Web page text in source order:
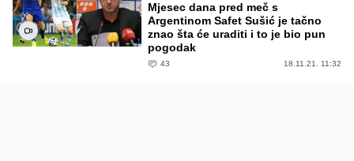
Mjesec dana pred meč s
Argentinom Safet Sušić je tačno
znao šta će uraditi i to je bio pun
pogodak
43 18.11.21. 11:32